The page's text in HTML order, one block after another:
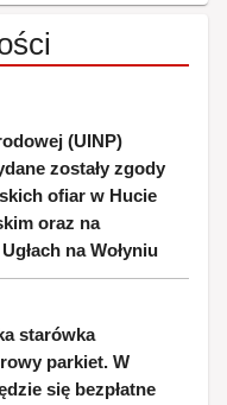
(UINP)
zostały zgody
ofiar w Hucie
oraz na
na Wołyniu
starówka
parkiet. W
się bezpłatne